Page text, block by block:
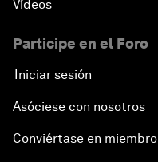
Vídeos
Participe en el Foro
Iniciar sesión
Asóciese con nosotros
Conviértase en miembro